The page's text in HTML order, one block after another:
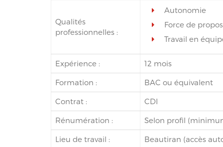
Qualités
professionnelles :
Autonomie
Force de
Travail en
Expérience : 12 mois
Formation : BAC ou équivalent
Contrat : CDI
Rénumération : Selon profil
Lieu de travail : Beautiran (accès